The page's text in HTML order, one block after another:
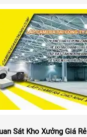
Sát Kho Xưởng Giá Rẻ